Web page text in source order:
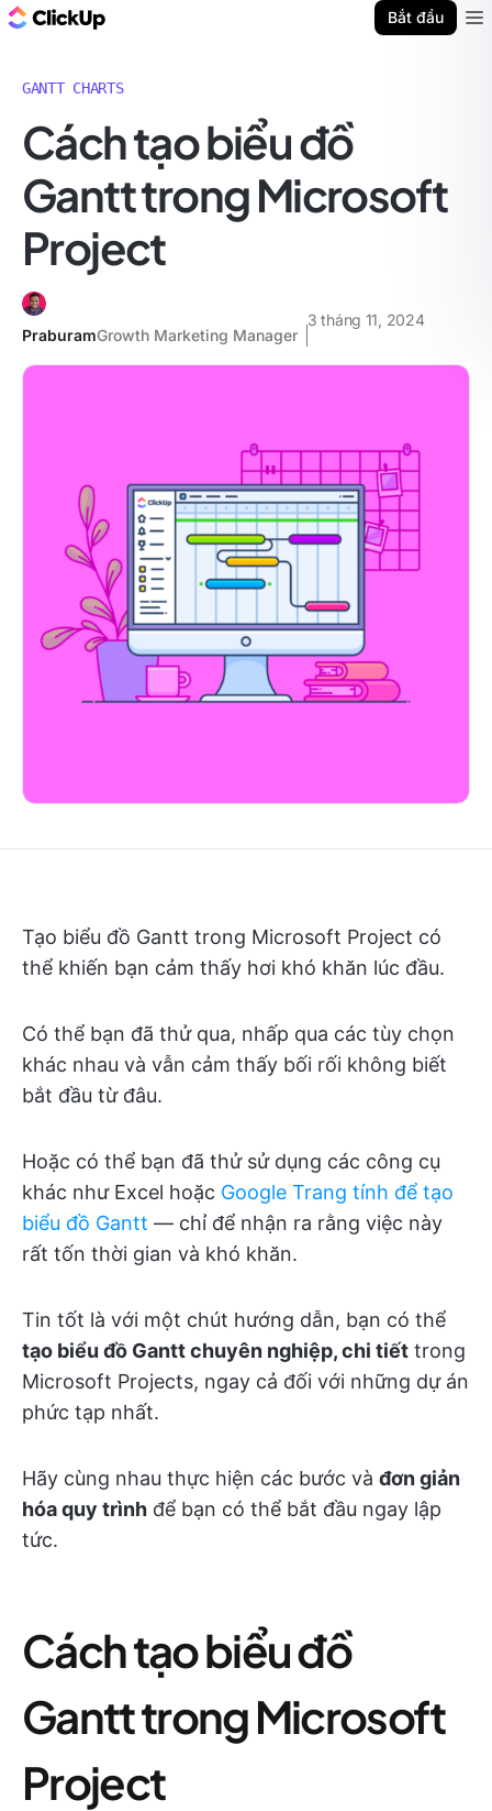
Bắt đầu
GANTT CHARTS
Cách tạo biểu đồ
Gantt trong Microsoft
Project
PraburamGrowth Marketing Manager
3 tháng 11, 2024
Tạo biểu đồ Gantt trong Microsoft Project có
thể khiến bạn cảm thấy hơi khó khăn lúc đầu.
Có thể bạn đã thử qua, nhấp qua các tùy chọn
khác nhau và vẫn cảm thấy bối rối không biết
bắt đầu từ đâu.
Hoặc có thể bạn đã thử sử dụng các công cụ
khác như Excel hoặc Google Trang tính để tạo
biểu đồ Gantt — chỉ để nhận ra rằng việc này
rất tốn thời gian và khó khăn.
Tin tốt là với một chút hướng dẫn, bạn có thể
tạo biểu đồ Gantt chuyên nghiệp, chi tiết trong
Microsoft Projects, ngay cả đối với những dự án
phức tạp nhất.
Hãy cùng nhau thực hiện các bước và đơn giản
hóa quy trình để bạn có thể bắt đầu ngay lập
tức.
Cách tạo biểu đồ
Gantt trong Microsoft
Project